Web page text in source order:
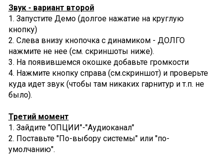
Звук - вариант второй
1. Запустите Демо (долгое нажатие на круглую
кнопку)
2. Слева внизу кнопочка с динамиком - ДОЛГО
нажмите не нее (см. скриншоты ниже).
3. На появившемся окошке добавьте громкости
4. Нажмите кнопку справа (см.скриншот) и проверьте
куда идет звук (чтобы там никаких гарнитур и т.п. не
было).
Третий момент
1. Зайдите "ОПЦИИ"-"Аудиоканал"
2. Поставьте "По-выбору системы" или "по-
умолчанию".